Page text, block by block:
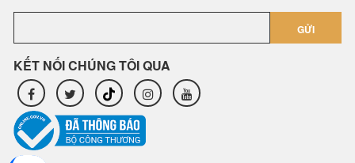
GỬI
KẾT NỐI CHÚNG TÔI QUA